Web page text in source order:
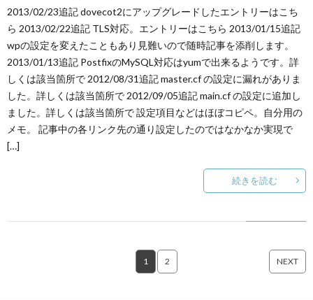
2013/02/23追記 dovecot2にアップグレードしたエントリーはこち
ら 2013/02/22追記 TLS対応。エントリーはこちら 2013/01/15追記
wpの設定を変えたこともあり見難いので随時記事を添削します。
2013/01/13追記 PostfixのMySQL対応はyumで出来るようです。詳
しくは該当箇所で 2012/08/31追記 master.cf の設定に漏れがありま
した。詳しくは該当箇所で 2012/09/05追記 main.cf の設定に追加し
ました。詳しくは該当箇所で 設定項目などはほぼコピペ。自分用の
メモ。 記事中の各リンク先の通り設定したのではなかなか実現で
[…]
続きを読む
1 2 NEXT